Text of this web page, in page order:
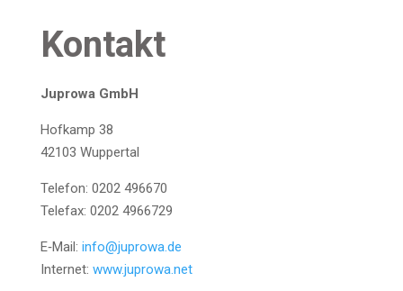
Kon­takt
Jupro­wa GmbH
Hof­kamp 38
42103 Wup­per­tal
Tele­fon: 0202 496670
Tele­fax: 0202 4966729
E‑Mail: info@juprowa.de
Inter­net: www.juprowa.net